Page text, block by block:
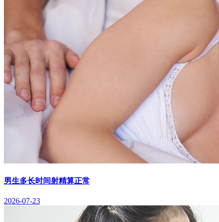
男生多长时间射精算正常
2026-07-23